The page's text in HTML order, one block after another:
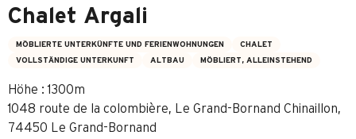
Chalet Argali
MÖBLIERTE UNTERKÜNFTE UND FERIENWOHNUNGEN
CHALET
VOLLSTÄNDIGE UNTERKUNFT
ALTBAU MÖBLIERT, ALLEINSTEHEND
Höhe : 1300m
1048 route de la colombière, Le Grand-Bornand Chinaillon,
74450 Le Grand-Bornand